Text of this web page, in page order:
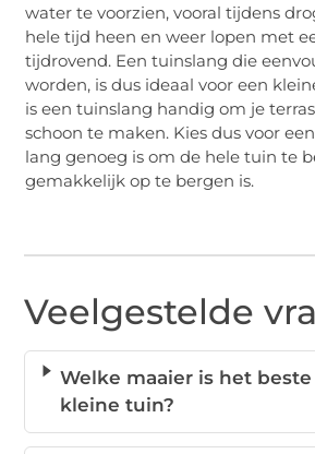
water te voorzien, vooral tijdens
hele tijd heen en weer lopen met
tijdrovend. Een tuinslang die
worden, is dus ideaal voor een
is een tuinslang handig om je
schoon te maken. Kies dus voor
lang genoeg is om de hele tuin te
gemakkelijk op te bergen is.
Veelgestelde
Welke maaier is het
kleine tuin?